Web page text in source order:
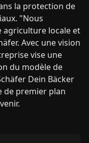
la protection de
"Nous
agriculture locale et
Avec une vision
vise une
du modèle de
Dein Bäcker
de premier plan